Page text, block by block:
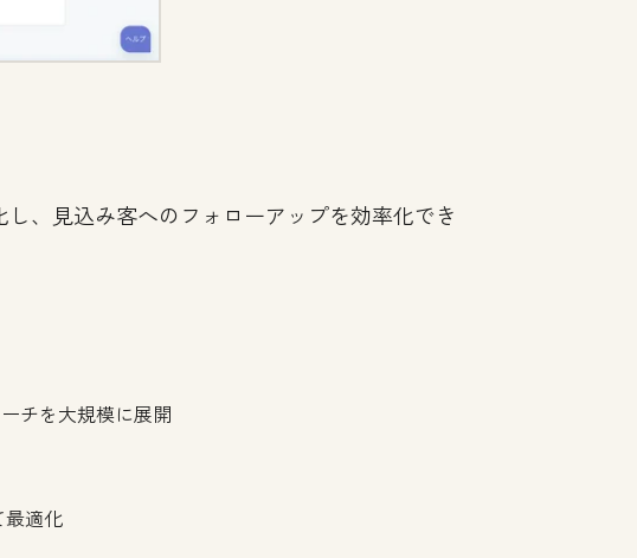
、見込み客へのフォローアップを効率化でき
チを大規模に展開
適化